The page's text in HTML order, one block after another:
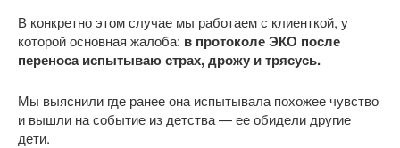
В конкретно этом случае мы работаем с клиенткой, у
которой основная жалоба: в протоколе ЭКО после
переноса испытываю страх, дрожу и трясусь.
Мы выяснили где ранее она испытывала похожее чувство
и вышли на событие из детства — ее обидели другие
дети.